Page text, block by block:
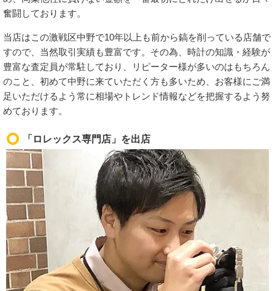
奮闘しております。
当店はこの激戦区中野で10年以上も前から鎬を削っている店舗で
すので、当然取引実績も豊富です。その為、時計の知識・経験が
豊富な査定員が常駐しており、リピーター様が多いのはもちろん
のこと、初めて中野に来ていただく方も多いため、お客様にご満
足いただけるよう常に相場やトレンド情報などを把握するよう努
めております。
「ロレックス専門店」を出店